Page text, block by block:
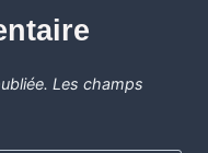
Les champs